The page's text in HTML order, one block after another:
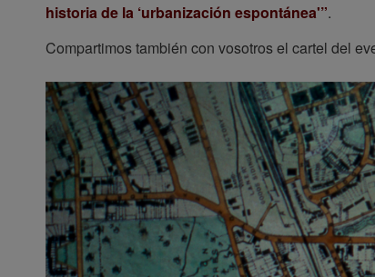
historia de la ‘urbanización espontánea'”.
Compartimos también con vosotros el cartel del